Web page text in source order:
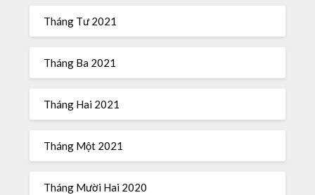
Tháng Tư 2021
Tháng Ba 2021
Tháng Hai 2021
Tháng Một 2021
Tháng Mười Hai 2020